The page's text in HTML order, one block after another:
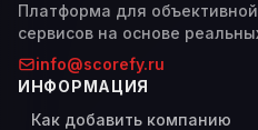
Платформа для
сервисов на основе
info@scorefy.ru
ИНФОРМАЦИЯ
Как добавить компанию